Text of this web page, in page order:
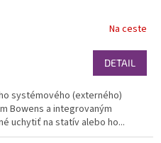
Na ceste
DETAIL
systémového (externého)
Bowens a integrovaným
uchytiť na statív alebo ho...